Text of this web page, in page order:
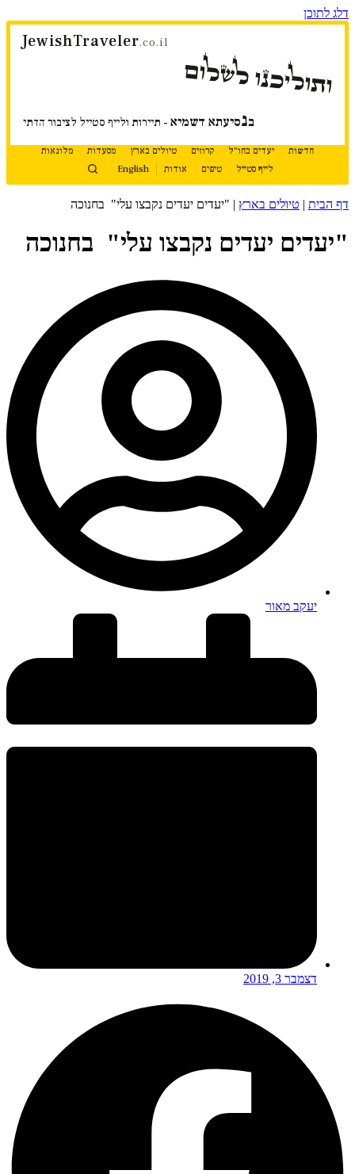
דלג לתוכן
JewishTraveler.co.il
ותוליכנו לשלום
בנסיעתא דשמיא - תיירות ולייף סטייל לציבור הדתי
חדשות יעדים בחו"ל קרוזים טיולים בארץ מסעדות
מלונאות
לייף סטייל
טיפים אודות English
דף הבית | טיולים בארץ | "יעדים יעדים נקבצו עלי" בחנוכה
"יעדים יעדים נקבצו עלי" בחנוכה
יעקב מאור
דצמבר 3, 2019